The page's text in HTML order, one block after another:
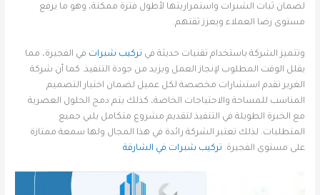
لضمان ثبات الشبرات واستمراريتها لأطول فترة ممكنة، وهو ما يرفع
مستوى رضا العملاء ويعزز ثقتهم.
وتتميز الشركة باستخدام تقنيات حديثة في تركيب شبرات في الفجيرة، مما
يقلل الوقت المطلوب لإنجاز العمل ويزيد من جودة التنفيذ. كما أن شركة
الغرير تقدم استشارات مخصصة لكل عميل لضمان اختيار التصميم
المناسب للمساحة والاحتياجات الخاصة، كذلك يتم دمج الحلول العصرية
مع الخبرة الطويلة في التنفيذ لتقديم مشروع متكامل يلبي جميع
المتطلبات. لذلك تعتبر الشركة رائدة في هذا المجال ولها سمعة ممتازة
على مستوى الفجيرة. تركيب شبرات في الشارقة